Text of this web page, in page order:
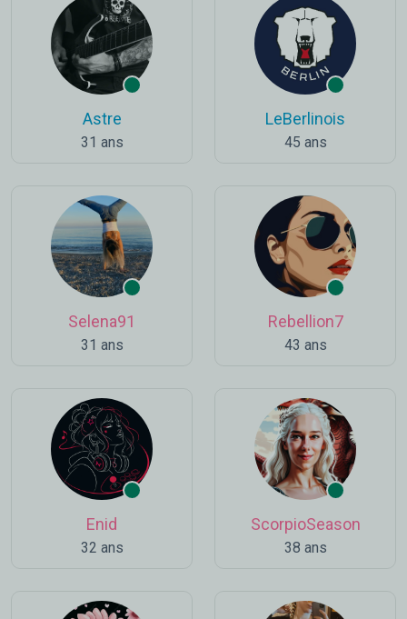
Astre
31 ans
LeBerlinois
45 ans
Selena91
31 ans
Rebellion7
43 ans
Enid
32 ans
ScorpioSeason
38 ans